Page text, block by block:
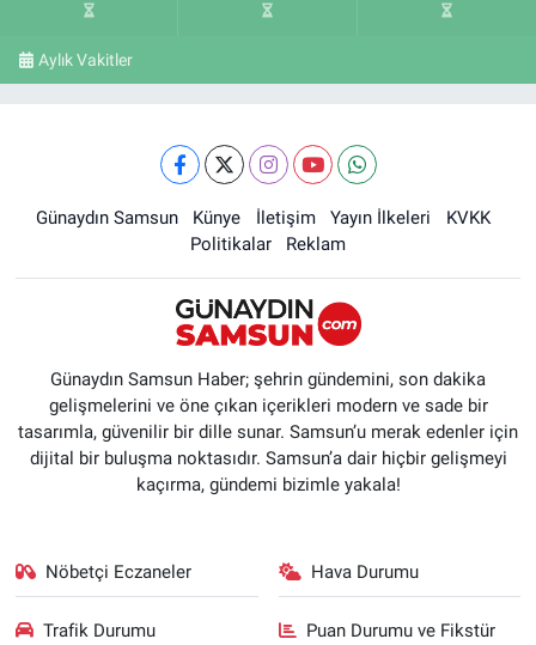
Aylık Vakitler
Günaydın Samsun Künye İletişim Yayın İlkeleri
KVKK
Politikalar
Reklam
Günaydın Samsun Haber; şehrin gündemini, son dakika
gelişmelerini ve öne çıkan içerikleri modern ve sade bir
tasarımla, güvenilir bir dille sunar. Samsun’u merak edenler için
dijital bir buluşma noktasıdır. Samsun’a dair hiçbir gelişmeyi
kaçırma, gündemi bizimle yakala!
Nöbetçi Eczaneler Hava Durumu
Trafik Durumu Puan Durumu ve Fikstür